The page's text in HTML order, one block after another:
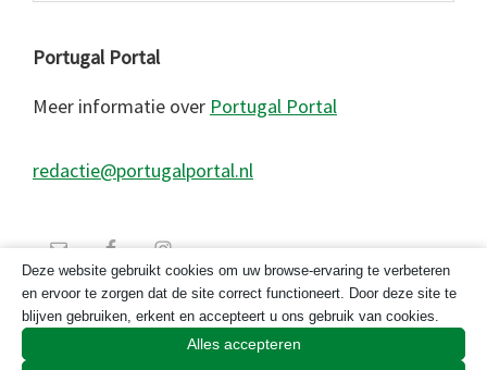
website
Portugal Portal
Meer informatie over Portugal Portal
redactie@portugalportal.nl
Deze website gebruikt cookies om uw browse-ervaring te verbeteren
en ervoor te zorgen dat de site correct functioneert. Door deze site te
blijven gebruiken, erkent en accepteert u ons gebruik van cookies.
Alles accepteren